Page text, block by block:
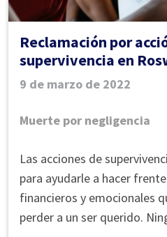
Reclamación por
supervivencia en
9 de marzo de 2022
Muerte por negligencia
Reclamación
de
acciones
de
Las acciones de
para ayudarle a hacer
financieros y emocionales
perder a un ser querido.